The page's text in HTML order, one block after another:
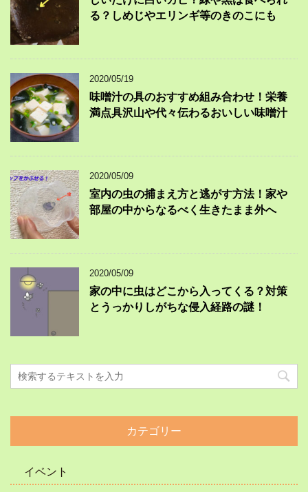
る？しめじやエリンギ等のきのこにも
2020/05/19
味噌汁の具のおすすめ組み合わせ！栄養
満点具沢山や代々伝わるおいしい味噌汁
2020/05/09
室内の虫の捕まえ方と逃がす方法！家や
部屋の中からなるべく生きたまま外へ
2020/05/09
家の中に虫はどこから入ってくる？対策
とうっかりしがちな侵入経路の謎！
カテゴリー
イベント